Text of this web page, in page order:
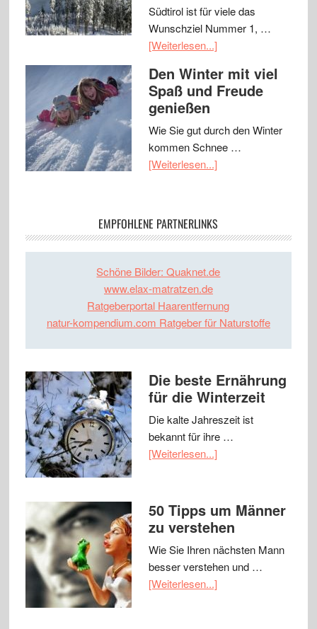
Südtirol ist für viele das
Wunschziel Nummer 1, …
[Weiterlesen...]
Den Winter mit viel
Spaß und Freude
genießen
Wie Sie gut durch den Winter
kommen Schnee …
[Weiterlesen...]
EMPFOHLENE PARTNERLINKS
Schöne Bilder: Quaknet.de
www.elax-matratzen.de
Ratgeberportal Haarentfernung
natur-kompendium.com Ratgeber für Naturstoffe
Die beste Ernährung
für die Winterzeit
Die kalte Jahreszeit ist
bekannt für ihre …
[Weiterlesen...]
50 Tipps um Männer
zu verstehen
Wie Sie Ihren nächsten Mann
besser verstehen und …
[Weiterlesen...]